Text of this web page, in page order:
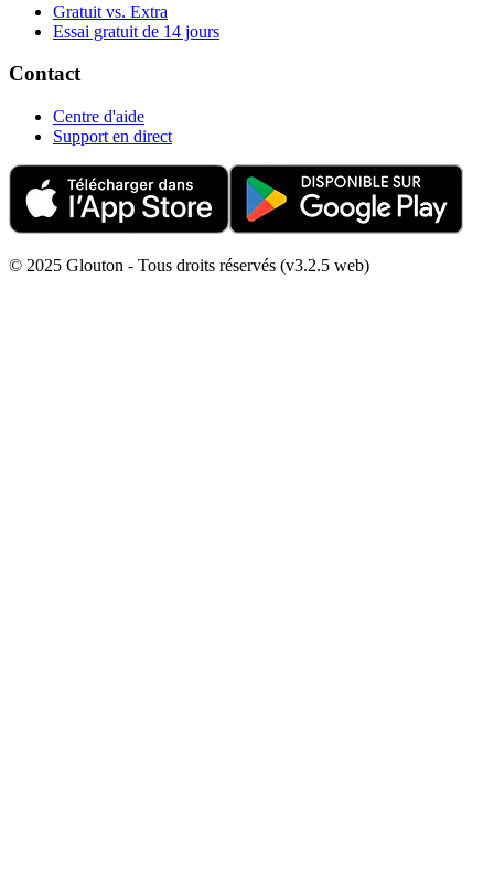
Gratuit vs. Extra
Essai gratuit de 14 jours
Contact
Centre d'aide
Support en direct
© 2025 Glouton - Tous droits réservés (v3.2.5 web)